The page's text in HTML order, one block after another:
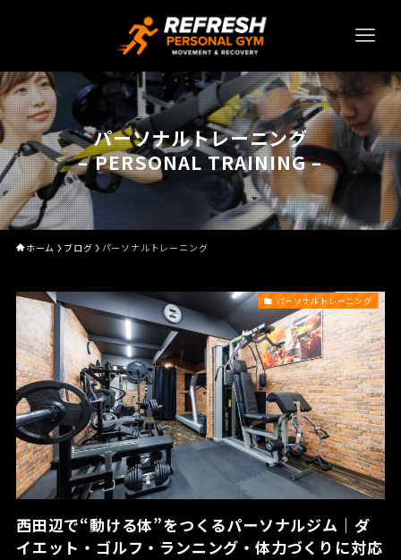
パーソナルトレーニング
– PERSONAL TRAINING –
ホーム ブログ パーソナルトレーニング
パーソナルトレーニング
西田辺で“動ける体”をつくるパーソナルジム｜ダ
イエット・ゴルフ・ランニング・体力づくりに対応